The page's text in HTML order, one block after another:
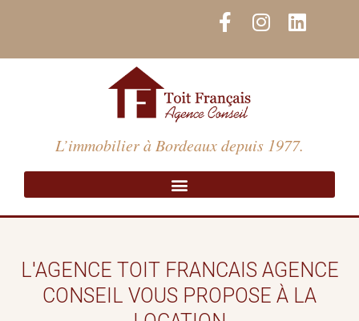
F
a
c
b
o
o
k
-
f
I
n
s
a
m
L
i
n
i
n
L’immobilier à Bordeaux depuis 1977.
L'AGENCE TOIT FRANCAIS AGENCE
CONSEIL VOUS PROPOSE À LA